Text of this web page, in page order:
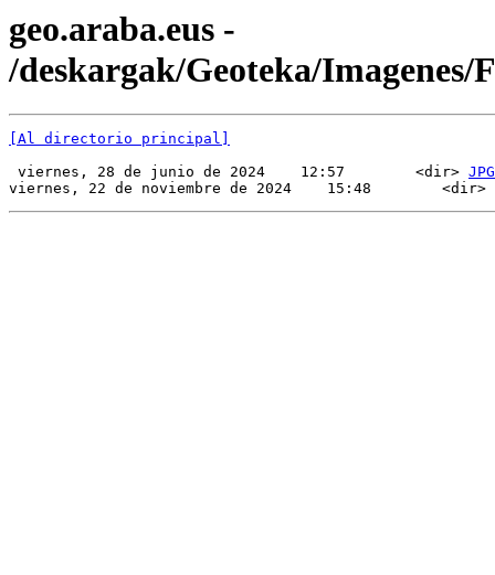
geo.araba.eus -
/deskargak/Geoteka/Imagenes/
[Al directorio principal]
viernes, 28 de junio de 2024    12:57        <dir> JPG
viernes, 22 de noviembre de 2024    15:48        <dir>